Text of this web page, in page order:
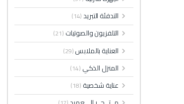
التدفئة التبريد(14)
التلفزيون والصوتيات (21)
العناية بالملابس(29)
المنزل الذكي (14)
عناية شخصية(18)